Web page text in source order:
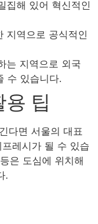
집해 있어 혁신적인
지역으로 공식적인
는 지역으로 외국
수 있습니다.
팁
다면 서울의 대표
레시가 될 수 있습
은 도심에 위치해
.